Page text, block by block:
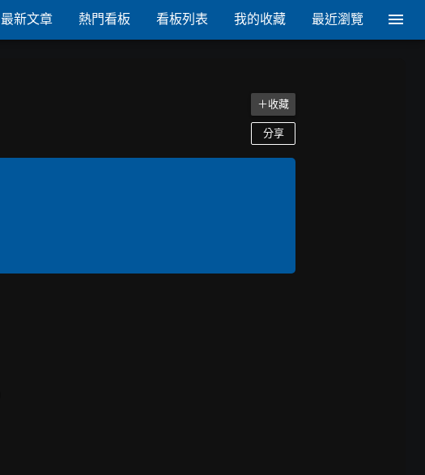
最新文章 熱門看板 看板列表 我的收藏 最近瀏覽
＋收藏
分享